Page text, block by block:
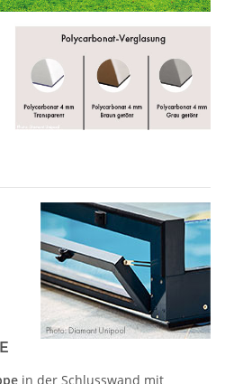
in der Schlusswand mit